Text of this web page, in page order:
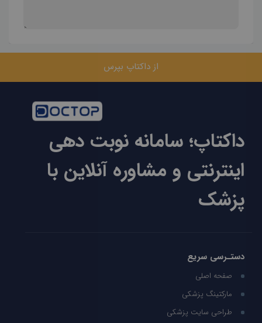
از داکتاپ بپرس
داکتاپ؛ سامانه نوبت دهی
اینترنتی و مشاوره آنلاین با
پزشک
دستـرسی سریع
صفحه اصلی
مارکتینگ پزشکی
طراحی سایت پزشکی